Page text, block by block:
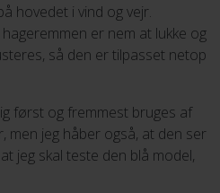
hovedet i vind og vejr.
er nem at lukke og
så den er tilpasset netop
først og fremmest bruges af
men jeg håber også, at den ser
jeg skal teste den blå model,